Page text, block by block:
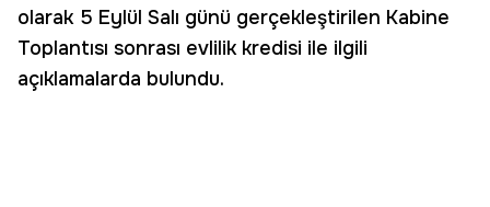
olarak 5 Eylül Salı günü gerçekleştirilen Kabine
Toplantısı sonrası evlilik kredisi ile ilgili
açıklamalarda bulundu.